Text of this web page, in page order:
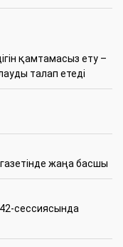
қамтамасыз ету –
талап етеді
жаңа басшы
сессиясында